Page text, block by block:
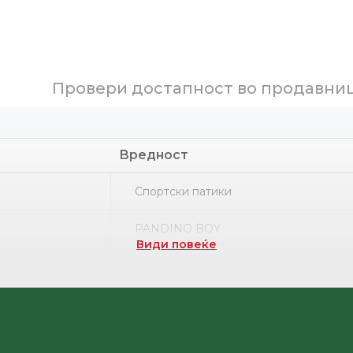
Провери достапност во
Вредност
Спортски патики
PANDINO BOY
Види повеќе